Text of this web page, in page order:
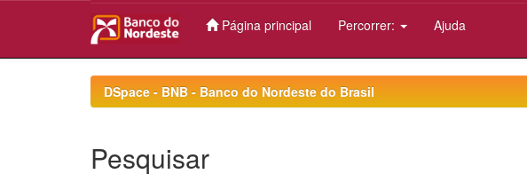
Página principal Percorrer: Ajuda
DSpace - BNB - Banco do Nordeste do Brasil
Pesquisar